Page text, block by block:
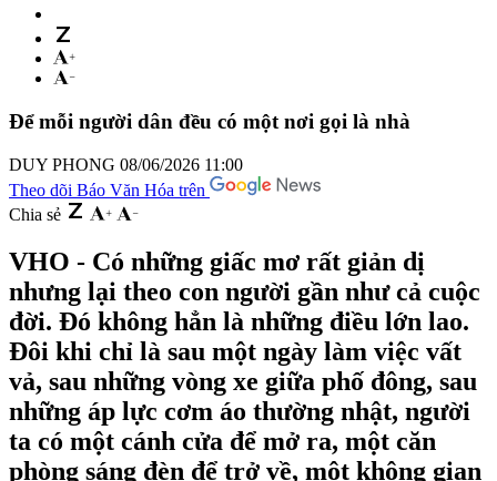
Để mỗi người dân đều có một nơi gọi là nhà
DUY PHONG 08/06/2026 11:00
Theo dõi Báo Văn Hóa trên
Chia sẻ
VHO - Có những giấc mơ rất giản dị
nhưng lại theo con người gần như cả cuộc
đời. Đó không hẳn là những điều lớn lao.
Đôi khi chỉ là sau một ngày làm việc vất
vả, sau những vòng xe giữa phố đông, sau
những áp lực cơm áo thường nhật, người
ta có một cánh cửa để mở ra, một căn
phòng sáng đèn để trở về, một không gian